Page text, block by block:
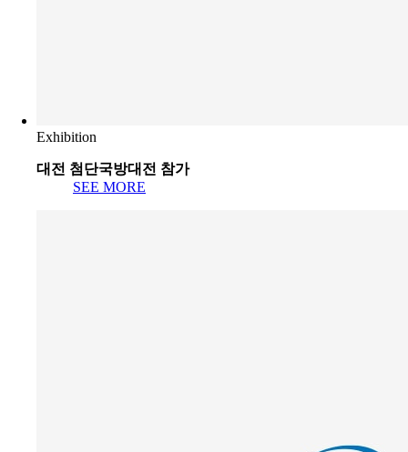
Exhibition
대전 첨단국방대전 참가
SEE MORE